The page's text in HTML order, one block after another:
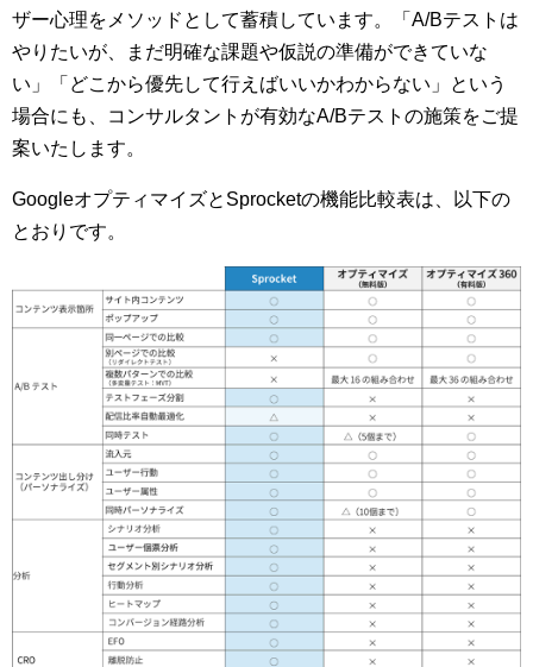
ザー心理をメソッドとして蓄積しています。「A/Bテストは
やりたいが、まだ明確な課題や仮説の準備ができていな
い」「どこから優先して行えばいいかわからない」という
場合にも、コンサルタントが有効なA/Bテストの施策をご提
案いたします。
GoogleオプティマイズとSprocketの機能比較表は、以下の
とおりです。